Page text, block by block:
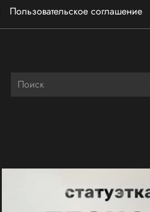
Пользовательское соглашение